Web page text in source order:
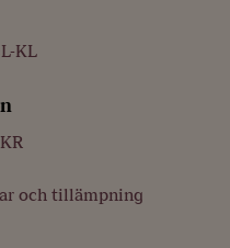
KL
och tillämpning